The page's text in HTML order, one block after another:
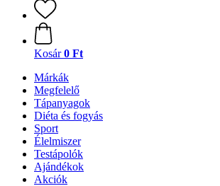
Kosár 0 Ft
Márkák
Megfelelő
Tápanyagok
Diéta és fogyás
Sport
Élelmiszer
Testápolók
Ajándékok
Akciók